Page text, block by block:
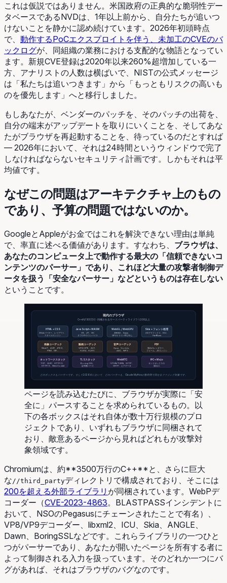
これは仮説ではありません。米国政府の正典的な脆弱性デー
タベースであるNVDは、1年以上前から、自分たちが追いつ
けないことを静かに認め続けています。2026年初頭時点
で、 動作するPoCエクスプロイトを伴う、未加工のCVEのバ
ックログが、同組織の業務における支配的な物語となってい
ます。新規CVE登録は2020年以来260%超増加している一
方、アナリストの人数は横ばいで、NISTの公式メッセージ
は「私たちは追いつきます」から「もっともリスクの高いも
のを優先します」へと移行しました。
もしあなたが、ベンダーのパッチを、そのパッチの出荷を、
自分の端末がアップデートを取りにいくことを、そしてあな
たがブラウザを再起動することを、待っているのだとすれば
― 2026年において、それは24時間というウィンドウで完了
しなければならないセキュリティ計画です。しかもそれは平
均値です。
なぜこの問題はアーキテクチャ上のもの
であり、予算の問題ではないのか。
GoogleとAppleがお金ではこれを解決できない理由は単純
で、率直に述べる価値があります。すなわち、 ブラウザは、
あなたのコンピュータ上で動作する最大の「信頼できないコ
ンテンツのパーサー」であり、これほど大量の攻撃者制御デ
ータを扱う「安全なパーサー」などというものは存在しない
ということです。
現代のブラウザ
C++約3500万行 · 同梱されるサードパーティライブラリ200以上
HTML + CSS
Blinkパーサー、レイアウト、
スタイルエンジン
JavaScript + WASM
V8、JIT、GC
タブの中のコンパイラ
WebGL / WebGPU
ANGLE、Dawn、
GPUドライバ呼び出し
Skia + フォント処理
2Dグラフィクス、ICU、
HarfBuzz
画像コーデック
WebP、AVIF、JPEG、
PNG、GIF…
動画コーデック
VP8/VP9、AV1、
H.264、H.265
音声コーデック
Opus、Vorbis、
AAC、MP3
PDF
独自のレンダラー、
フォーム、JSエンジン
ネットワークスタック
TCP、QUIC、HTTP/2、
HTTP/3、WebSocket
TLSスタック
BoringSSL、
証明書パース
WebRTC
STUN/TURN、SCTP、
SRTP、ピアデータ
IPC + Mojo
サンドボックスの
脱出口
どのボックスもパーサーです。そして2026年において、どのパーサーも、Claude Mythosが数時間で回せるファジング対象です。
ページを読み込むたびに、ブラウザが実際に「安
全に」パースすることを求められているもの。以
下の各ボックスはそれ自体が数十万行規模のプロ
ジェクトであり、いずれもブラウザに同梱されて
おり、敵意あるページから見ればどれもが攻撃対
象領域です。
Chromiumは、約**3500万行のC++**と、さらに巨大
な//third_partyディレクトリで構成されており、そこには
200を超える外部ライブラリ が同梱されています。WebPデ
コーダー（CVE-2023-4863。BLASTPASSインシデントに
おいて、NSOのPegasusにチェーンされたことで有名）、
VP8/VP9デコーダー、libxml2、ICU、Skia、ANGLE、
Dawn、BoringSSLなどです。これらライブラリの一つひと
つがパーサーであり、あなたが開いたページを所有する者に
よって制御される入力を扱っています。そのどれか一つにバ
グがあれば、それはブラウザのバグなのです。